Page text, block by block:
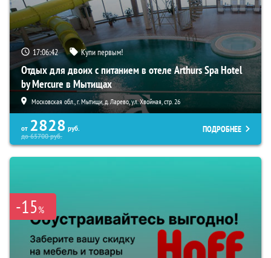
17:06:40 Купи первым!
Отдых для двоих с питанием в отеле Arthurs Spa Hotel
by Mercure в Мытищах
Московская обл., г. Мытищи, д. Ларево, ул. Хвойная, стр. 26
от 2828 руб.
до65700руб.
ПОДРОБНЕЕ
-15%